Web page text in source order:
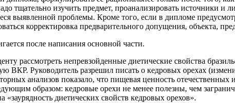
тщательно изучить предмет, проанализировать источники и
выявленной проблемы. Кроме того, если в дипломе
корректировка предварительного допущения, объекта,
после написания основной части.
рассмотреть непревзойденные диетические свойства
ВКР. Руководитель разрешил писать о кедровых орехах
анализов показало, что пищевая ценность
образом: кедровые орехи не менее полезны, чем
диетических свойств кедровых орехов».